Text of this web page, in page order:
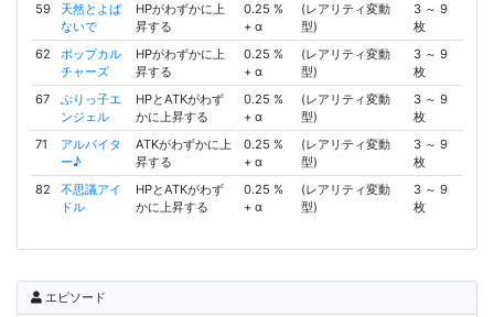
59
天然とよば
ないで
HPがわずかに上
昇する
0.25 %
+ α
(レアリティ変動
型)
3 ～ 9
枚
62
ポップカル
チャーズ
HPがわずかに上
昇する
0.25 %
+ α
(レアリティ変動
型)
3 ～ 9
枚
67
ぶりっ子エ
ンジェル
HPとATKがわず
かに上昇する
0.25 %
+ α
(レアリティ変動
型)
3 ～ 9
枚
71
アルバイタ
ー♪
ATKがわずかに上
昇する
0.25 %
+ α
(レアリティ変動
型)
3 ～ 9
枚
82
不思議アイ
ドル
HPとATKがわず
かに上昇する
0.25 %
+ α
(レアリティ変動
型)
3 ～ 9
枚
エピソード